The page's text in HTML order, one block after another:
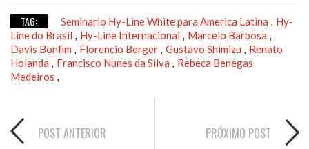
TAG: Seminario Hy-Line White para America Latina , Hy-
Line do Brasil , Hy-Line Internacional , Marcelo Barbosa ,
Davis Bonfim , Florencio Berger , Gustavo Shimizu , Renato
Holanda , Francisco Nunes da Silva , Rebeca Benegas
Medeiros ,
POST ANTERIOR PRÓXIMO POST